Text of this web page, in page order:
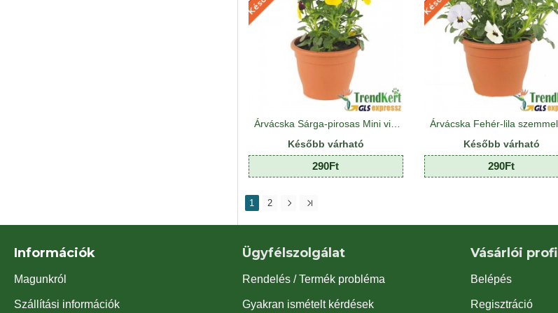
Később várható
290Ft
Később várható
290Ft
1 2
Információk
Magunkról
Szállítási információk
Ügyfélszolgálat
Rendelés / Termék probléma
Gyakran ismételt kérdések
Vásárlói profil
Belépés
Regisztráció